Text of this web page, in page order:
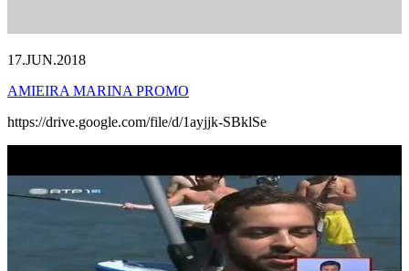
17.JUN.2018
AMIEIRA MARINA PROMO
https://drive.google.com/file/d/1ayjjk-SBklSe